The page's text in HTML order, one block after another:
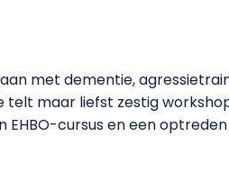
met dementie,
maar liefst zestig
cursus en een